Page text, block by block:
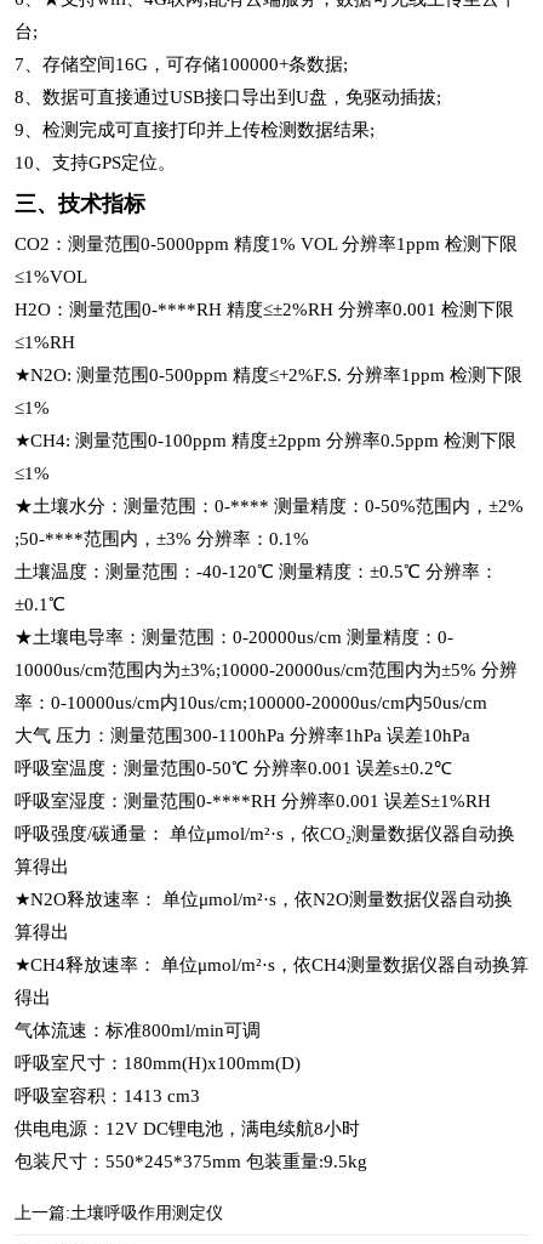
台;
7、存储空间16G，可存储100000+条数据;
8、数据可直接通过USB接口导出到U盘，免驱动插拔;
9、检测完成可直接打印并上传检测数据结果;
10、支持GPS定位。
三、技术指标
CO2：测量范围0-5000ppm 精度1% VOL 分辨率1ppm 检测下限
≤1%VOL
H2O：测量范围0-****RH 精度≤±2%RH 分辨率0.001 检测下限
≤1%RH
★N2O: 测量范围0-500ppm 精度≤+2%F.S. 分辨率1ppm 检测下限
≤1%
★CH4: 测量范围0-100ppm 精度±2ppm 分辨率0.5ppm 检测下限
≤1%
★土壤水分：测量范围：0-**** 测量精度：0-50%范围内，±2%
;50-****范围内，±3% 分辨率：0.1%
土壤温度：测量范围：-40-120℃ 测量精度：±0.5℃ 分辨率：
±0.1℃
★土壤电导率：测量范围：0-20000us/cm 测量精度：0-
10000us/cm范围内为±3%;10000-20000us/cm范围内为±5% 分辨
率：0-10000us/cm内10us/cm;100000-20000us/cm内50us/cm
大气 压力：测量范围300-1100hPa 分辨率1hPa 误差10hPa
呼吸室温度：测量范围0-50℃ 分辨率0.001 误差s±0.2℃
呼吸室湿度：测量范围0-****RH 分辨率0.001 误差S±1%RH
呼吸强度/碳通量： 单位μmol/m²·s，依CO₂测量数据仪器自动换
算得出
★N2O释放速率： 单位μmol/m²·s，依N2O测量数据仪器自动换
算得出
★CH4释放速率： 单位μmol/m²·s，依CH4测量数据仪器自动换算
得出
气体流速：标准800ml/min可调
呼吸室尺寸：180mm(H)x100mm(D)
呼吸室容积：1413 cm3
供电电源：12V DC锂电池，满电续航8小时
包装尺寸：550*245*375mm 包装重量:9.5kg
上一篇:土壤呼吸作用测定仪